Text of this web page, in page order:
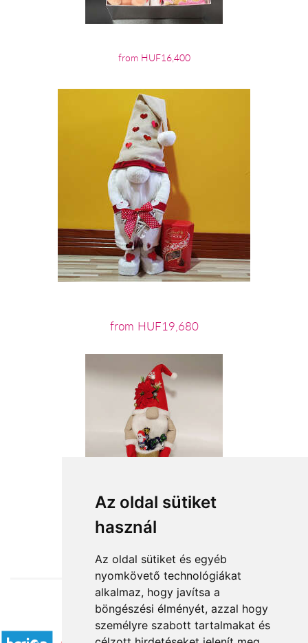
Az oldal sütiket
használ
Az oldal sütiket és egyéb
nyomkövető technológiákat
alkalmaz, hogy javítsa a
böngészési élményét, azzal hogy
személyre szabott tartalmakat és
from HUF16,400
from HUF19,680
from HUF16,880
Accepted payment methods